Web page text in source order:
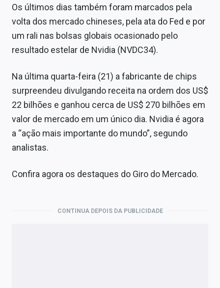
Os últimos dias também foram marcados pela
volta dos mercado chineses, pela ata do Fed e por
um rali nas bolsas globais ocasionado pelo
resultado estelar de Nvidia (NVDC34).
Na última quarta-feira (21) a fabricante de chips
surpreendeu divulgando receita na ordem dos US$
22 bilhões e ganhou cerca de US$ 270 bilhões em
valor de mercado em um único dia. Nvidia é agora
a “ação mais importante do mundo”, segundo
analistas.
Confira agora os destaques do Giro do Mercado.
CONTINUA DEPOIS DA PUBLICIDADE